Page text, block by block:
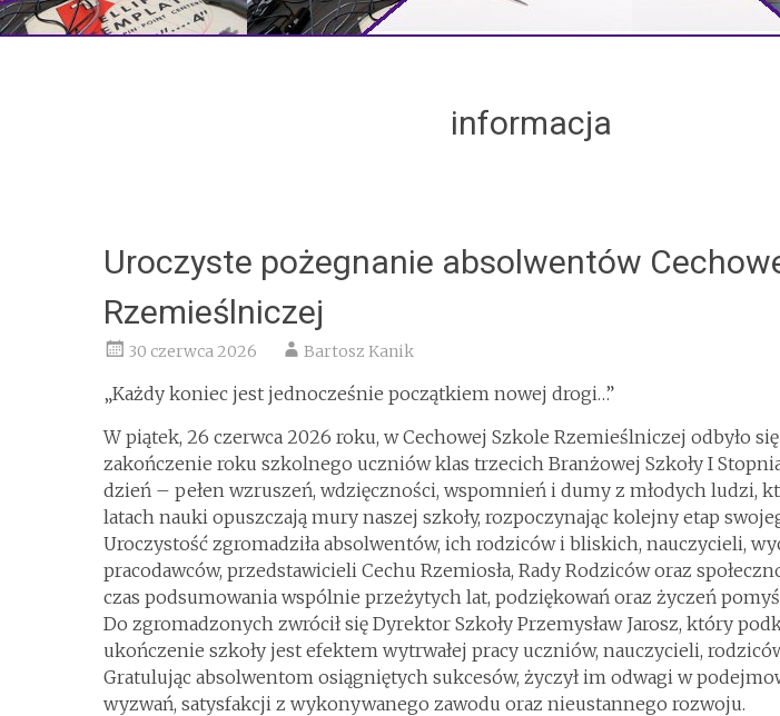
informacja
Uroczyste pożegnanie absolwentów
Rzemieślniczej
30 czerwca 2026 Bartosz Kanik
„Każdy koniec jest jednocześnie początkiem nowej drogi…”
W piątek, 26 czerwca 2026 roku, w Cechowej Szkole Rzemieślniczej odbyło
zakończenie roku szkolnego uczniów klas trzecich Branżowej Szkoły I
dzień – pełen wzruszeń, wdzięczności, wspomnień i dumy z młodych ludzi,
latach nauki opuszczają mury naszej szkoły, rozpoczynając kolejny etap
Uroczystość zgromadziła absolwentów, ich rodziców i bliskich, nauczycieli,
pracodawców, przedstawicieli Cechu Rzemiosła, Rady Rodziców oraz
czas podsumowania wspólnie przeżytych lat, podziękowań oraz życzeń
Do zgromadzonych zwrócił się Dyrektor Szkoły Przemysław Jarosz, który
ukończenie szkoły jest efektem wytrwałej pracy uczniów, nauczycieli,
Gratulując absolwentom osiągniętych sukcesów, życzył im odwagi w
wyzwań, satysfakcji z wykonywanego zawodu oraz nieustannego rozwoju.